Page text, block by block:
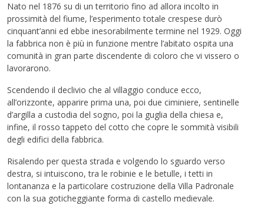
Nato nel 1876 su di un territorio fino ad allora incolto in
prossimità del fiume, l’esperimento totale crespese durò
cinquant’anni ed ebbe inesorabilmente termine nel 1929. Oggi
la fabbrica non è più in funzione mentre l’abitato ospita una
comunità in gran parte discendente di coloro che vi vissero o
lavorarono.
Scendendo il declivio che al villaggio conduce ecco,
all’orizzonte, apparire prima una, poi due ciminiere, sentinelle
d’argilla a custodia del sogno, poi la guglia della chiesa e,
infine, il rosso tappeto del cotto che copre le sommità visibili
degli edifici della fabbrica.
Risalendo per questa strada e volgendo lo sguardo verso
destra, si intuiscono, tra le robinie e le betulle, i tetti in
lontananza e la particolare costruzione della Villa Padronale
con la sua goticheggiante forma di castello medievale.